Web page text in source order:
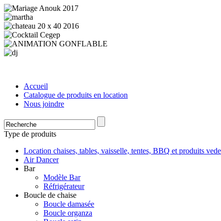
Accueil
Catalogue de produits en location
Nous joindre
Type de produits
Location chaises, tables, vaisselle, tentes, BBQ et produits
Air Dancer
Bar
Modèle Bar
Réfrigérateur
Boucle de chaise
Boucle damasée
Boucle organza